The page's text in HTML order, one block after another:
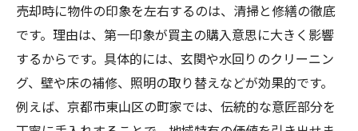
売却時に物件の印象を左右するのは、清掃と修繕の徹底
です。理由は、第一印象が買主の購入意思に大きく影響
するからです。具体的には、玄関や水回りのクリーニン
グ、壁や床の補修、照明の取り替えなどが効果的です。
例えば、京都市東山区の町家では、伝統的な意匠部分を